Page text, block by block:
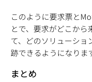
このように要求票と
とで、要求がどこか
て、どのソリューショ
跡できるようになりま
まとめ